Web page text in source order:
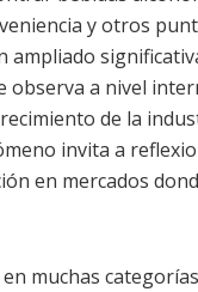
y otros
ampliado
observa a nivel
de la
invita a
en mercados
muchas